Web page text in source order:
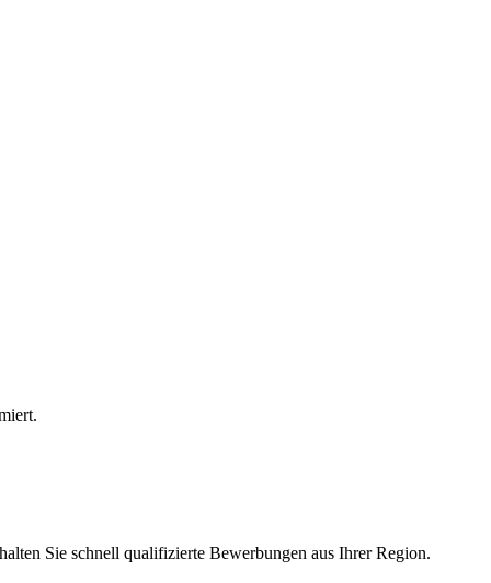
Sie schnell qualifizierte Bewerbungen aus Ihrer Region.